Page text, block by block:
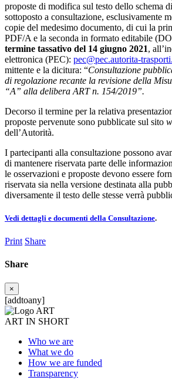
proposte di modifica sul testo dello schema
sottoposto a consultazione, esclusivamente
copie del medesimo documento, di cui la
PDF/A e la seconda in formato editabile
termine tassativo del 14 giugno 2021,
elettronica (PEC): pec@pec.autorita-
mittente e la dicitura: “Consultazione
di regolazione recante la revisione della
“A” alla delibera ART n. 154/2019”.
Decorso il termine per la relativa
proposte pervenute sono pubblicate sul sito
dell’Autorità.
I partecipanti alla consultazione possono
di mantenere riservata parte delle
le osservazioni e proposte devono essere
riservata sia nella versione destinata alla
diversamente il testo delle stesse verrà
Vedi dettagli e documenti della Consultazione.
Print Share
Share
×
[addtoany]
ART IN SHORT
Who we are
What we do
How we are funded
Transparency